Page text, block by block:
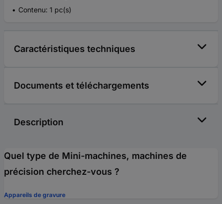
Contenu: 1 pc(s)
Caractéristiques techniques
Documents et téléchargements
Description
Quel type de Mini-machines, machines de
précision cherchez-vous ?
Appareils de gravure